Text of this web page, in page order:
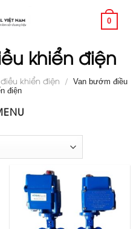
0
khiển điện
khiển điện / Van bướm điều
điện